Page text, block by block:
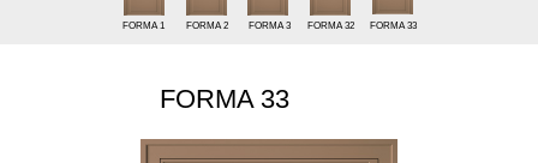
FORMA 1 FORMA 2 FORMA 3 FORMA 32 FORMA 33
FORMA 33